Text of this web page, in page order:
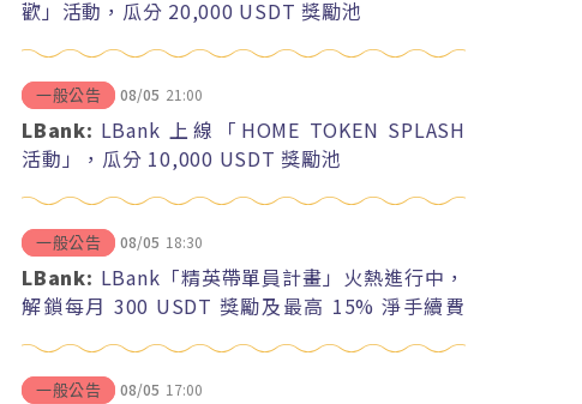
歡」活動，瓜分 20,000 USDT 獎勵池
一般公告 08/05 21:00
LBank: LBank 上線「HOME TOKEN SPLASH
活動」，瓜分 10,000 USDT 獎勵池
一般公告 08/05 18:30
LBank: LBank「精英帶單員計畫」火熱進行中，
解鎖每月 300 USDT 獎勵及最高 15% 淨手續費
一般公告 08/05 17:00